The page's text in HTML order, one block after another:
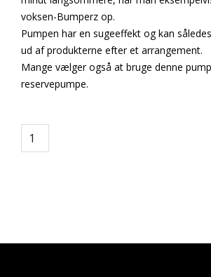
voksen-Bumperz op.
Pumpen har en sugeeffekt og kan
ud af produkterne efter et arrangement.
Mange vælger også at bruge denne
reservepumpe.
Quantity